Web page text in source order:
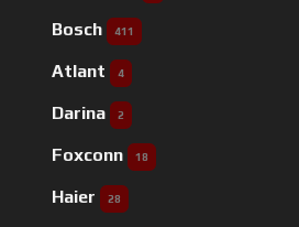
Bosch 411
Atlant 4
Darina 2
Foxconn 18
Haier 28